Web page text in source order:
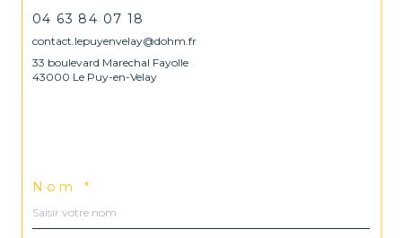
04 63 84 07 18
contact.lepuyenvelay@dohm.fr
33 boulevard Marechal Fayolle
43000 Le Puy-en-Velay
Nom *